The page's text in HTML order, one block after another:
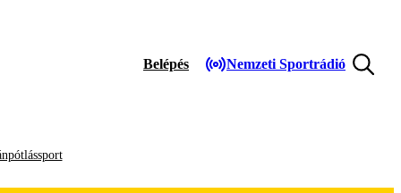
Belépés Nemzeti Sportrádió